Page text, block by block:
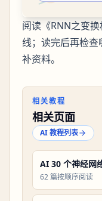
阅读《RNN之变
线；读完后再检
补资料。
相关教程
相关页面
AI 教程列表
AI 30 个神经网
62 篇按顺序阅读